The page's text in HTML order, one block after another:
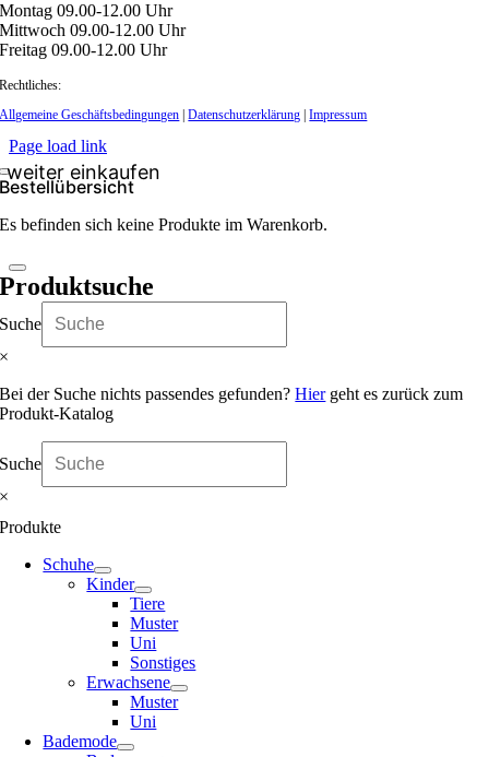
Montag 09.00-12.00 Uhr
Mittwoch 09.00-12.00 Uhr
Freitag 09.00-12.00 Uhr
Rechtliches:
Allgemeine Geschäftsbedingungen |Datenschutzerklärung |Impressum
Page load link
Bestellübersicht
Es befinden sich keine Produkte im Warenkorb.
Produktsuche
Suche
×
Bei der Suche nichts passendes gefunden?Hiergeht es zurück zum
Produkt-Katalog
Suche
×
Produkte
Schuhe
Kinder
Tiere
Muster
Uni
Sonstiges
Erwachsene
Muster
Uni
Bademode